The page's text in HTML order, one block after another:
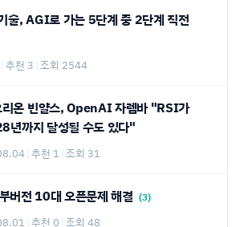
술, AGI로 가는 5단계 중 2단계 직전
추천 3 조회 2544
까지 달성될 수도 있다"
추천 1 조회 31
전 10대 오픈문제 해결 (3)
추천 0 조회 48